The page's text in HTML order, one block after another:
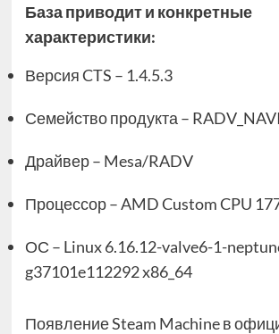
База приводит и конкретные
характеристики:
Версия CTS – 1.4.5.3
Семейство продукта –
Драйвер – Mesa/RADV
Процессор – AMD Custom CPU
ОС – Linux 6.16.12-valve6-1-
g37101e112292 x86_64
Появление Steam Machine в